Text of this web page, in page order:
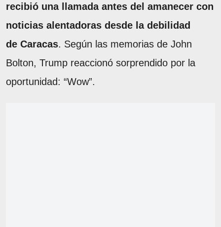
recibió una llamada antes del amanecer con
noticias alentadoras desde la debilidad
de Caracas. Según las memorias de John
Bolton, Trump reaccionó sorprendido por la
oportunidad: “Wow”.